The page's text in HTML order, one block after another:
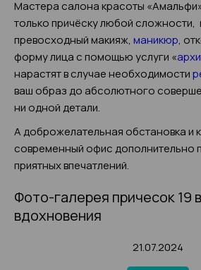
Мастера салона красоты
только причёску любой
превосходный макияж, маникюр,
форму лица с помощью услуги «
нарастят в случае необходимости
ваш образ до абсолютного
ни одной детали.
А доброжелательная обстановка и
современный офис дополнительно
приятных впечатлений.
Фото-галерея причесок 19
вдохновения
21.07.2024